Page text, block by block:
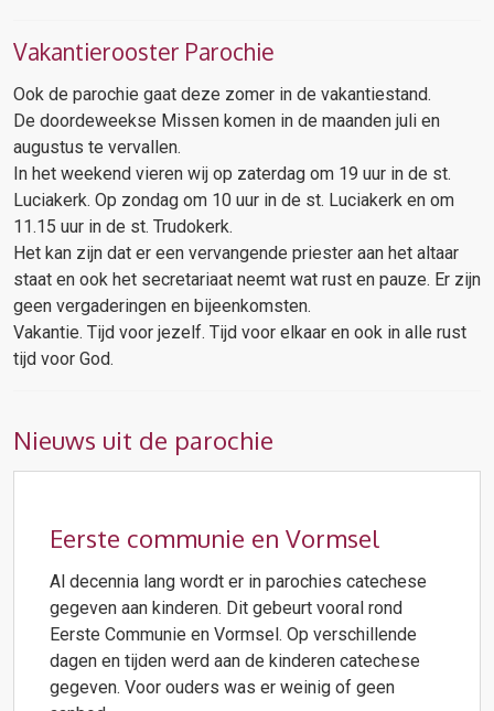
Vakantierooster Parochie
Ook de parochie gaat deze zomer in de vakantiestand.
De doordeweekse Missen komen in de maanden juli en
augustus te vervallen.
In het weekend vieren wij op zaterdag om 19 uur in de st.
Luciakerk. Op zondag om 10 uur in de st. Luciakerk en om
11.15 uur in de st. Trudokerk.
Het kan zijn dat er een vervangende priester aan het altaar
staat en ook het secretariaat neemt wat rust en pauze. Er zijn
geen vergaderingen en bijeenkomsten.
Vakantie. Tijd voor jezelf. Tijd voor elkaar en ook in alle rust
tijd voor God.
Nieuws uit de parochie
Eerste communie en Vormsel
Al decennia lang wordt er in parochies catechese
gegeven aan kinderen. Dit gebeurt vooral rond
Eerste Communie en Vormsel. Op verschillende
dagen en tijden werd aan de kinderen catechese
gegeven. Voor ouders was er weinig of geen